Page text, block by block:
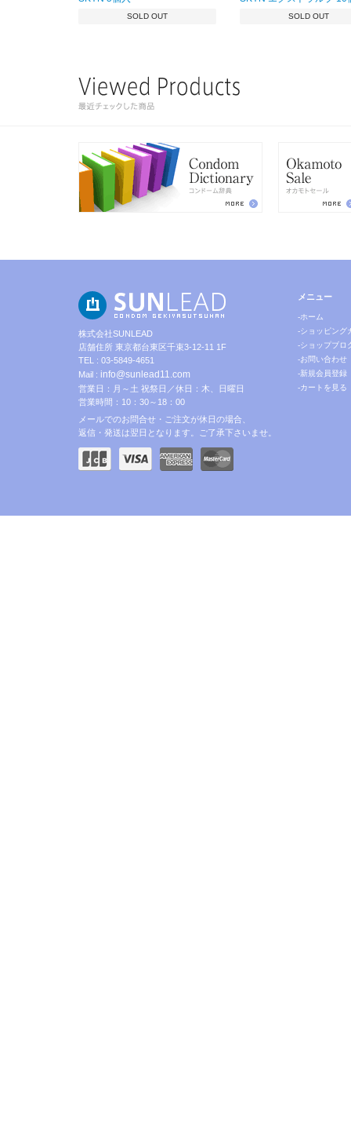
SOLD OUT SOLD OUT
株式会社SUNLEAD
店舗住所 東京都台東区千束3-12-11 1F
TEL : 03-5849-4651
Mail : info@sunlead11.com
営業日：月～土 祝祭日／休日：木、日曜日
営業時間：10：30～18：00
メールでのお問合せ・ご注文が休日の場合、
返信・発送は翌日となります。ご了承下さいませ。
メニュー
-ホーム
-ショッピング
-ショップブロ
-お問い合わせ
-新規会員登録
-カートを見る